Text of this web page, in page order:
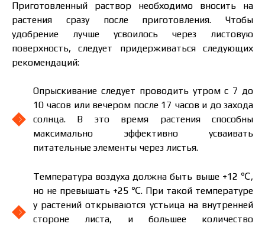
Приготовленный раствор необходимо вносить на
растения сразу после приготовления. Чтобы
удобрение лучше усвоилось через листовую
поверхность, следует придерживаться следующих
рекомендаций:
Опрыскивание следует проводить утром с 7 до
10 часов или вечером после 17 часов и до захода
солнца. В это время растения способны
максимально эффективно усваивать
питательные элементы через листья.
Температура воздуха должна быть выше +12 ℃,
но не превышать +25 ℃. При такой температуре
у растений открываются устьица на внутренней
стороне листа, и большее количество